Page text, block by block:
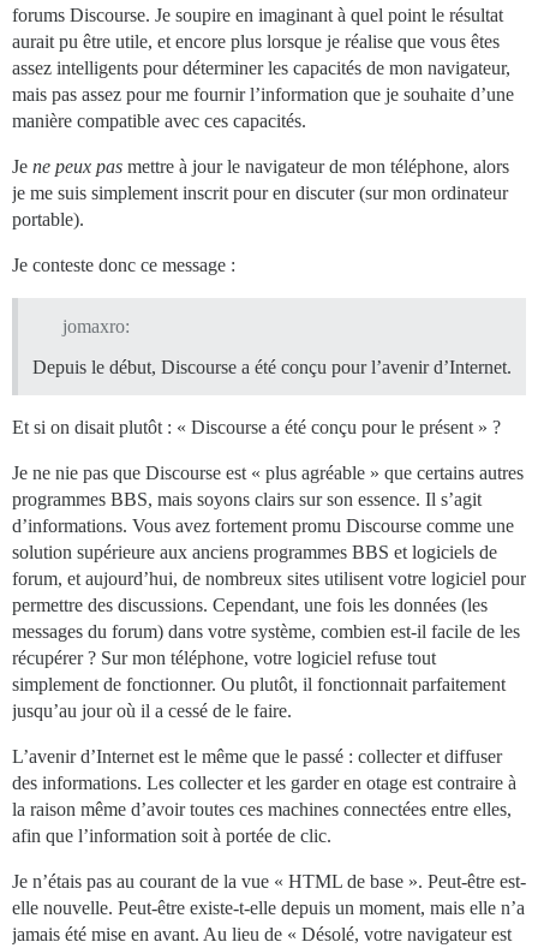
forums Discourse. Je soupire en imaginant à quel point le résultat
aurait pu être utile, et encore plus lorsque je réalise que vous êtes
assez intelligents pour déterminer les capacités de mon navigateur,
mais pas assez pour me fournir l’information que je souhaite d’une
manière compatible avec ces capacités.
Je ne peux pas mettre à jour le navigateur de mon téléphone, alors
je me suis simplement inscrit pour en discuter (sur mon ordinateur
portable).
Je conteste donc ce message :
jomaxro:
Depuis le début, Discourse a été conçu pour l’avenir d’Internet.
Et si on disait plutôt : « Discourse a été conçu pour le présent » ?
Je ne nie pas que Discourse est « plus agréable » que certains autres
programmes BBS, mais soyons clairs sur son essence. Il s’agit
d’informations. Vous avez fortement promu Discourse comme une
solution supérieure aux anciens programmes BBS et logiciels de
forum, et aujourd’hui, de nombreux sites utilisent votre logiciel pour
permettre des discussions. Cependant, une fois les données (les
messages du forum) dans votre système, combien est-il facile de les
récupérer ? Sur mon téléphone, votre logiciel refuse tout
simplement de fonctionner. Ou plutôt, il fonctionnait parfaitement
jusqu’au jour où il a cessé de le faire.
L’avenir d’Internet est le même que le passé : collecter et diffuser
des informations. Les collecter et les garder en otage est contraire à
la raison même d’avoir toutes ces machines connectées entre elles,
afin que l’information soit à portée de clic.
Je n’étais pas au courant de la vue « HTML de base ». Peut-être est-
elle nouvelle. Peut-être existe-t-elle depuis un moment, mais elle n’a
jamais été mise en avant. Au lieu de « Désolé, votre navigateur est